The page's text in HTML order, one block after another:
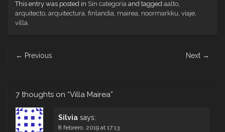
This entry was posted in Sin categoría and tagged aalto,
arquitecto, arquitectura, finlandia, mairea, noormarkku, viaje,
villa.
navigation
← Previous Next →
7 thoughts on “Villa Mairea”
Silvia says:
8 febrero, 2019 at 17:13